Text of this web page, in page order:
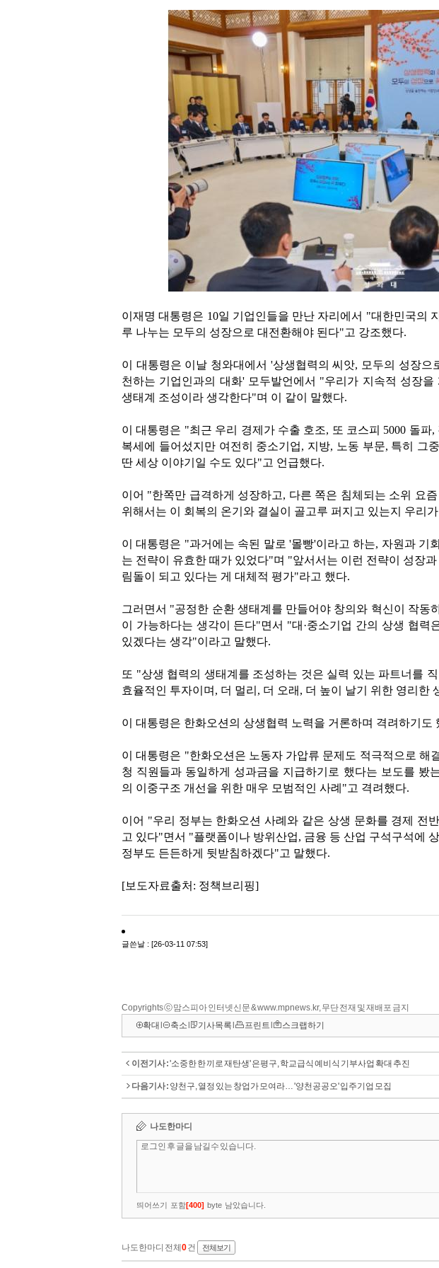
Copyrights ⓒ 맘스피아 인터넷신문 & www.mpnews.kr, 무단 전재 및 재배포 금지
확대
축소 기사목록 프린트 스크랩하기
이전기사 :'소중한 한 끼로 재탄생' 은평구, 학교급식 예비식 기부사업 확대 추진
다음기사 : 양천구, 열정 있는 창업가 모여라… '양천공공오' 입주기업 모집